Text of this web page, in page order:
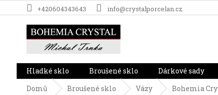
na
+420604343643 info@crystalporcelan.cz
Hladké sklo Broušené sklo Dárkové sady
Domů
Broušené sklo Vázy Bohemia